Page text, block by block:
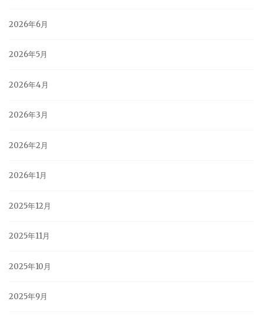
2026年6月
2026年5月
2026年4月
2026年3月
2026年2月
2026年1月
2025年12月
2025年11月
2025年10月
2025年9月